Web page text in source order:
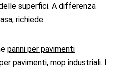
superfici. A differenza
, richiede:
panni per pavimenti
pavimenti, mop industriali. I